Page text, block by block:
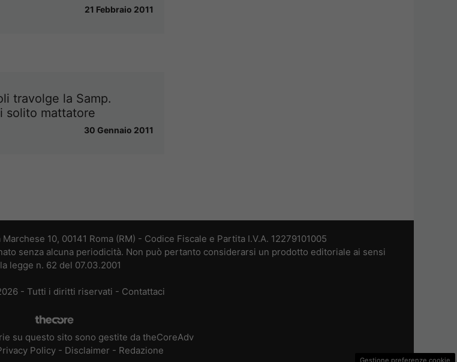
21 Febbraio 2011
travolge la Samp.
solito mattatore
30 Gennaio 2011
10, 00141 Roma (RM) - Codice Fiscale e Partita I.V.A. 12279101005
senza alcuna periodicità. Non può pertanto considerarsi un prodotto editoriale ai sensi
legge n. 62 del 07.03.2001
- Tutti i diritti riservati - Contattaci
su questo sito sono gestite da theCoreAdv
Policy - Disclaimer - Redazione
Gestione preferenze cookie